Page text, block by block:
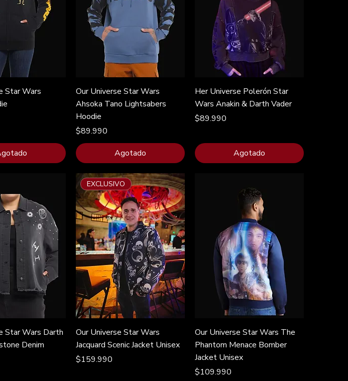
Star Wars
Our Universe Star Wars
Ahsoka Tano Lightsabers
Hoodie
Precio
$89.990
Agotado
Her Universe Polerón Star
Wars Anakin & Darth Vader
Precio
$89.990
Agotado
Star Wars Darth
Denim
EXCLUSIVO
Our Universe Star Wars
Jacquard Scenic Jacket Unisex
Precio
$159.990
Our Universe Star Wars The
Phantom Menace Bomber
Jacket Unisex
Precio
$109.990